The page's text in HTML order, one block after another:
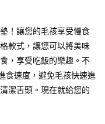
！讓您的毛孩享受慢食
款式，讓您可以將美味
，享受吃飯的樂趣。不
食速度，避免毛孩快速進
潔舌頭。現在就給您的